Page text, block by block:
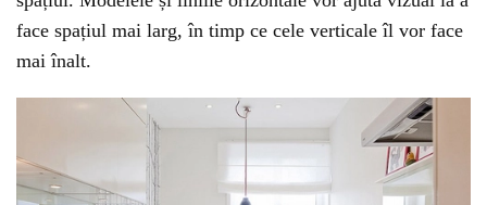
face spațiul mai larg, în timp ce cele verticale îl vor face
mai înalt.